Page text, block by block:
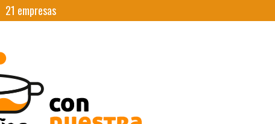
21 empresas